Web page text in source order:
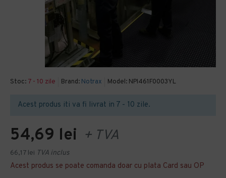
Stoc: 7 - 10 zile Brand: Notrax Model: NPI461F0003YL
Acest produs iti va fi livrat in 7 - 10 zile.
54,69 lei + TVA
66,17 lei TVA inclus
Acest produs se poate comanda doar cu plata Card sau OP